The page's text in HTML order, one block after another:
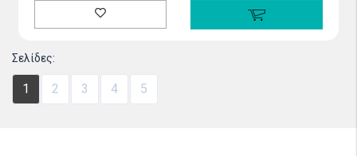
Σελίδες:
1 2 3 4 5